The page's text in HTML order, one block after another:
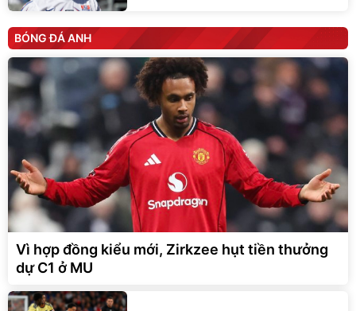
BÓNG ĐÁ ANH
Vì hợp đồng kiểu mới, Zirkzee hụt tiền thưởng
dự C1 ở MU